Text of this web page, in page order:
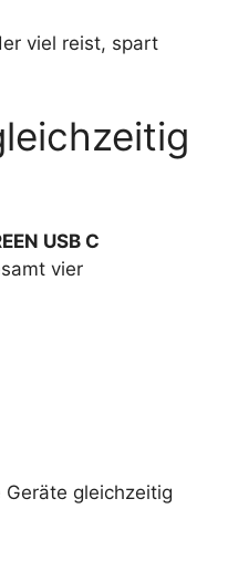
viel reist, spart
USB C
vier
gleichzeitig